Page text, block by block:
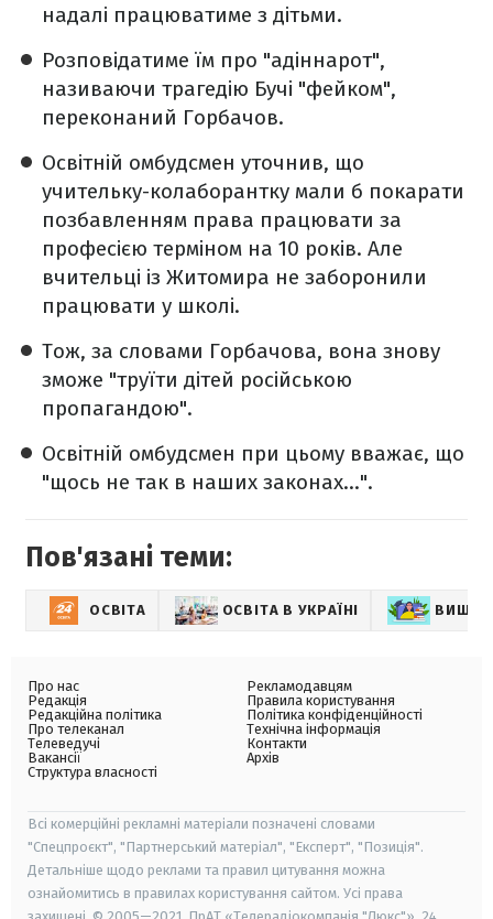
надалі працюватиме з дітьми.
Розповідатиме їм про "адіннарот",
називаючи трагедію Бучі "фейком",
переконаний Горбачов.
Освітній омбудсмен уточнив, що
учительку-колаборантку мали б покарати
позбавленням права працювати за
професією терміном на 10 років. Але
вчительці із Житомира не заборонили
працювати у школі.
Тож, за словами Горбачова, вона знову
зможе "труїти дітей російською
пропагандою".
Освітній омбудсмен при цьому вважає, що
"щось не так в наших законах...".
Пов'язані теми:
ОСВІТА ОСВІТА В УКРАЇНІ ВИЩА
Про нас
Редакція
Редакційна політика
Про телеканал
Телеведучі
Вакансії
Структура власності
Рекламодавцям
Правила користування
Політика конфіденційності
Технічна інформація
Контакти
Архів
Всі комерційні рекламні матеріали позначені словами
"Спецпроєкт", "Партнерський матеріал", "Експерт", "Позиція".
Детальніше щодо реклами та правил цитування можна
ознайомитись в правилах користування сайтом. Усі права